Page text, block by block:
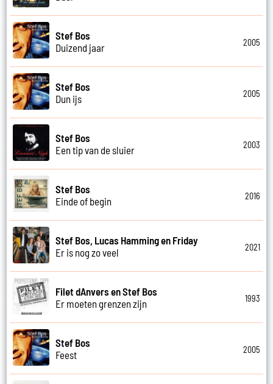
Stef Bos
Duizend jaar
2005
Stef Bos
Dun ijs
2005
Stef Bos
Een tip van de sluier
2003
Stef Bos
Einde of begin
2016
Stef Bos, Lucas Hamming en Friday
Er is nog zo veel
2021
Filet dAnvers en Stef Bos
Er moeten grenzen zijn
1993
Stef Bos
Feest
2005